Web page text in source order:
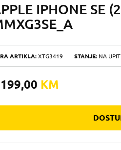
IPHONE SE
ARTIKLA: XTG3419 STANJE: NA UPIT
KM